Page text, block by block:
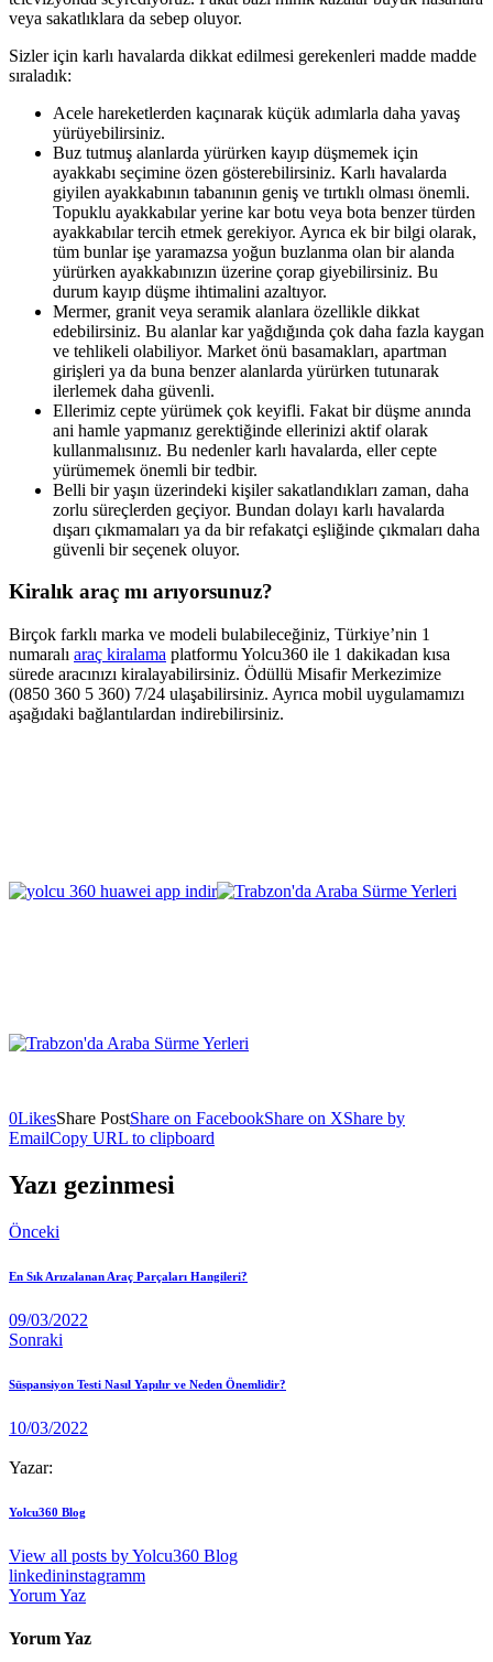
veya sakatlıklara da sebep oluyor.
Sizler için karlı havalarda dikkat edilmesi gerekenleri madde madde
sıraladık:
Acele hareketlerden kaçınarak küçük adımlarla daha yavaş
yürüyebilirsiniz.
Buz tutmuş alanlarda yürürken kayıp düşmemek için
ayakkabı seçimine özen gösterebilirsiniz. Karlı havalarda
giyilen ayakkabının tabanının geniş ve tırtıklı olması önemli.
Topuklu ayakkabılar yerine kar botu veya bota benzer türden
ayakkabılar tercih etmek gerekiyor. Ayrıca ek bir bilgi olarak,
tüm bunlar işe yaramazsa yoğun buzlanma olan bir alanda
yürürken ayakkabınızın üzerine çorap giyebilirsiniz. Bu
durum kayıp düşme ihtimalini azaltıyor.
Mermer, granit veya seramik alanlara özellikle dikkat
edebilirsiniz. Bu alanlar kar yağdığında çok daha fazla kaygan
ve tehlikeli olabiliyor. Market önü basamakları, apartman
girişleri ya da buna benzer alanlarda yürürken tutunarak
ilerlemek daha güvenli.
Ellerimiz cepte yürümek çok keyifli. Fakat bir düşme anında
ani hamle yapmanız gerektiğinde ellerinizi aktif olarak
kullanmalısınız. Bu nedenler karlı havalarda, eller cepte
yürümemek önemli bir tedbir.
Belli bir yaşın üzerindeki kişiler sakatlandıkları zaman, daha
zorlu süreçlerden geçiyor. Bundan dolayı karlı havalarda
dışarı çıkmamaları ya da bir refakatçi eşliğinde çıkmaları daha
güvenli bir seçenek oluyor.
Kiralık araç mı arıyorsunuz?
Birçok farklı marka ve modeli bulabileceğiniz, Türkiye’nin 1
numaralı araç kiralama platformu Yolcu360 ile 1 dakikadan kısa
sürede aracınızı kiralayabilirsiniz. Ödüllü Misafir Merkezimize
(0850 360 5 360) 7/24 ulaşabilirsiniz. Ayrıca mobil uygulamamızı
aşağıdaki bağlantılardan indirebilirsiniz.
0LikesShare PostShare on FacebookShare on XShare by
EmailCopy URL to clipboard
Yazı gezinmesi
Önceki
En Sık Arızalanan Araç Parçaları Hangileri?
09/03/2022
Sonraki
Süspansiyon Testi Nasıl Yapılır ve Neden Önemlidir?
10/03/2022
Yazar:
Yolcu360 Blog
View all posts byYolcu360 Blog
linkedininstagramm
Yorum Yaz
Yorum Yaz